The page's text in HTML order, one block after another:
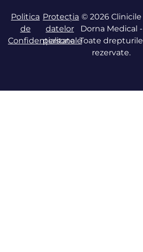
Politica
de
Confidențialitate
Protecția
datelor
personale
© 2026 Clinicile
Dorna Medical -
Toate drepturile
rezervate.